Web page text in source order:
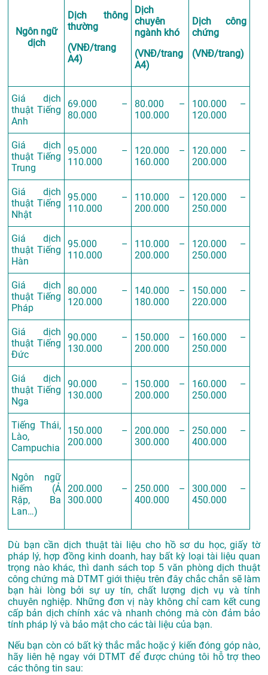
Ngôn ngữ
dịch
Dịch thông
thường
(VNĐ/trang
A4)
Dịch
chuyên
ngành khó
(VNĐ/trang
A4)
Dịch công
chứng
(VNĐ/trang)
Giá dịch
thuật Tiếng
Anh
69.000 –
80.000
80.000 –
100.000
100.000 –
120.000
Giá dịch
thuật Tiếng
Trung
95.000 –
110.000
120.000 –
160.000
120.000 –
200.000
Giá dịch
thuật Tiếng
Nhật
95.000 –
110.000
110.000 –
200.000
120.000 –
250.000
Giá dịch
thuật Tiếng
Hàn
95.000 –
110.000
110.000 –
200.000
120.000 –
250.000
Giá dịch
thuật Tiếng
Pháp
80.000 –
120.000
140.000 –
180.000
150.000 –
220.000
Giá dịch
thuật Tiếng
Đức
90.000 –
130.000
150.000 –
200.000
160.000 –
250.000
Giá dịch
thuật Tiếng
Nga
90.000 –
130.000
150.000 –
200.000
160.000 –
250.000
Tiếng Thái,
Lào,
Campuchia
150.000 –
200.000
200.000 –
300.000
250.000 –
400.000
Ngôn ngữ
hiếm (Ả
Rập, Ba
Lan…)
200.000 –
300.000
250.000 –
400.000
300.000 –
450.000
Dù bạn cần dịch thuật tài liệu cho hồ sơ du học, giấy tờ
pháp lý, hợp đồng kinh doanh, hay bất kỳ loại tài liệu quan
trọng nào khác, thì danh sách top 5 văn phòng dịch thuật
công chứng mà DTMT giới thiệu trên đây chắc chắn sẽ làm
bạn hài lòng bởi sự uy tín, chất lượng dịch vụ và tính
chuyên nghiệp. Những đơn vị này không chỉ cam kết cung
cấp bản dịch chính xác và nhanh chóng mà còn đảm bảo
tính pháp lý và bảo mật cho các tài liệu của bạn.
Nếu bạn còn có bất kỳ thắc mắc hoặc ý kiến đóng góp nào,
hãy liên hệ ngay với DTMT để được chúng tôi hỗ trợ theo
các thông tin sau: